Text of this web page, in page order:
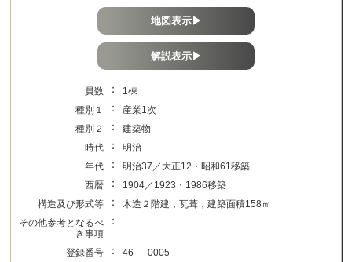
地図表示▶
解説表示▶
員数 ：
1棟
種別１
：
産業1次
種別２
：
建築物
時代
：
明治
年代
：
明治37／大正12・昭和61移築
西暦
：
1904／1923・1986移築
構造及び形式等
：
木造２階建，瓦葺，建築面積158㎡
その他参考となるべ
き事項
：
登録番号 ：
46 － 0005